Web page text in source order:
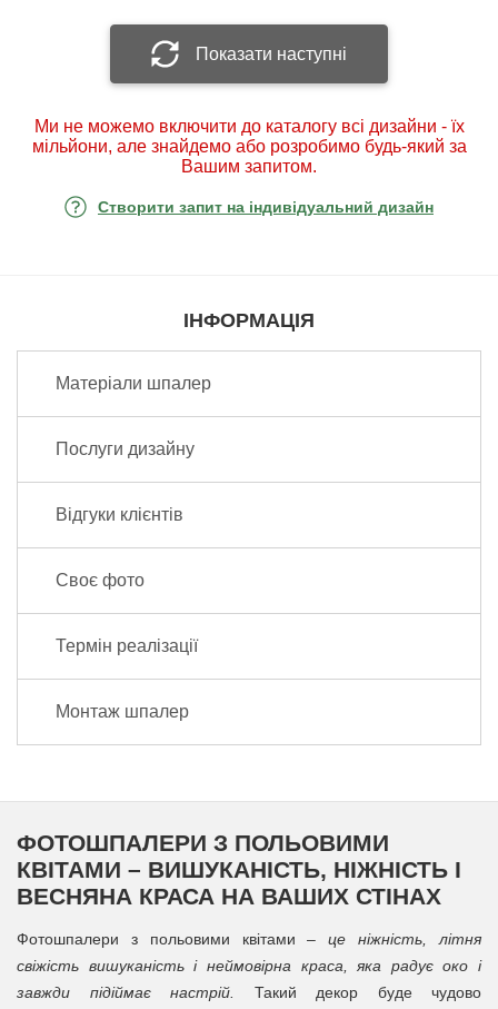
Показати наступні
Ми не можемо включити до каталогу всі дизайни - їх
мільйони, але знайдемо або розробимо будь-який за
Вашим запитом.
Створити запит на індивідуальний дизайн
ІНФОРМАЦІЯ
Матеріали шпалер
Послуги дизайну
Відгуки клієнтів
Своє фото
Термін реалізації
Монтаж шпалер
ФОТОШПАЛЕРИ З ПОЛЬОВИМИ
КВІТАМИ – ВИШУКАНІСТЬ, НІЖНІСТЬ І
ВЕСНЯНА КРАСА НА ВАШИХ СТІНАХ
Фотошпалери з польовими квітами – це ніжність, літня
свіжість вишуканість і неймовірна краса, яка радує око і
завжди підіймає настрій.
Такий декор буде чудово